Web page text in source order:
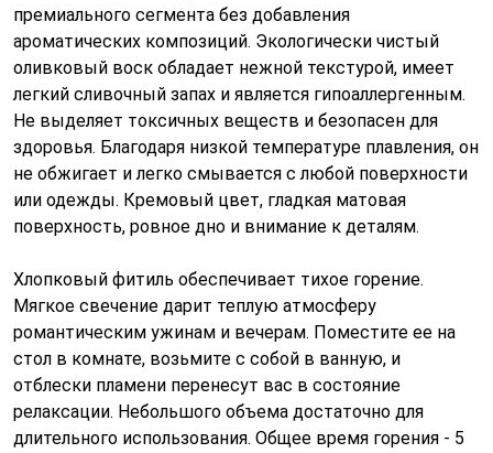
премиального сегмента без добавления
ароматических композиций. Экологически чистый
оливковый воск обладает нежной текстурой, имеет
легкий сливочный запах и является гипоаллергенным.
Не выделяет токсичных веществ и безопасен для
здоровья. Благодаря низкой температуре плавления, он
не обжигает и легко смывается с любой поверхности
или одежды. Кремовый цвет, гладкая матовая
поверхность, ровное дно и внимание к деталям.
Хлопковый фитиль обеспечивает тихое горение.
Мягкое свечение дарит теплую атмосферу
романтическим ужинам и вечерам. Поместите ее на
стол в комнате, возьмите с собой в ванную, и
отблески пламени перенесут вас в состояние
релаксации. Небольшого объема достаточно для
длительного использования. Общее время горения - 5